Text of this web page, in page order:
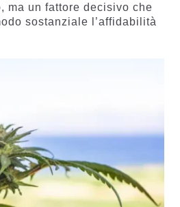
ma un fattore decisivo che
sostanziale l’affidabilità